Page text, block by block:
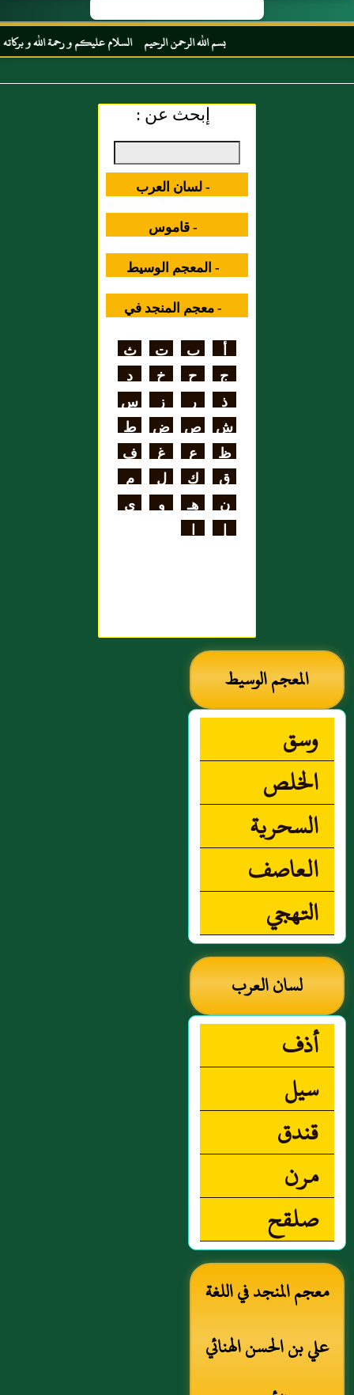
بسم الله الرحمن الرحيم السلام عليكم و رحمة الله و
إبحث عن :
- لسان العرب
- قاموس
المصطلحات العلمية
- المعجم الوسيط
- معجم المنجد في
علي بن الحسن
الهنائي الأزدي
أ ب ت
ث
ج
ح خ
د
ذ
ر ز
س
ش ص ض
ط
ظ
ع غ
ف
ق
ك ل
م
ن
هـ و
ي
إ
ا
المعجم الوسيط
وسق
الخلص
السحرية
العاصف
التهجي
لسان العرب
أذف
سيل
قندق
مرن
صلقح
معجم المنجد في اللغة
علي بن الحسن الهنائي